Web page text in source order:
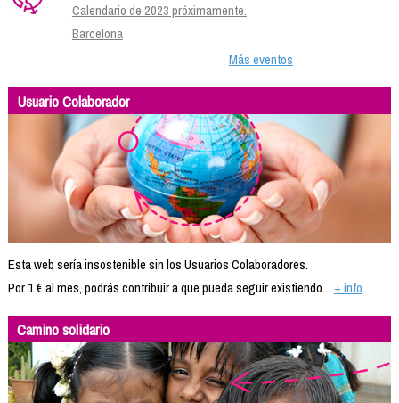
Calendario de 2023 próximamente.
Barcelona
Más eventos
Usuario Colaborador
Esta web sería insostenible sin los Usuarios Colaboradores.
Por 1 € al mes, podrás contribuir a que pueda seguir existiendo... + info
Camino solidario